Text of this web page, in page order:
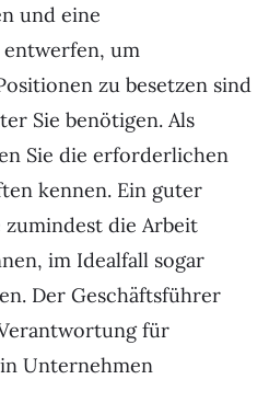
und eine
um
zu besetzen sind
Sie benötigen. Als
Sie die erforderlichen
kennen. Ein guter
die Arbeit
im Idealfall sogar
Der Geschäftsführer
für
Unternehmen